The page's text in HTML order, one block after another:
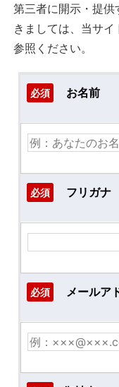
第三者に開示・提
きましては、当サ
参照ください。
必須 お名前
必須 フリガナ
必須 メールア